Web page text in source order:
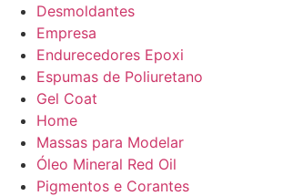
Desmoldantes
Empresa
Endurecedores Epoxi
Espumas de Poliuretano
Gel Coat
Home
Massas para Modelar
Óleo Mineral Red Oil
Pigmentos e Corantes